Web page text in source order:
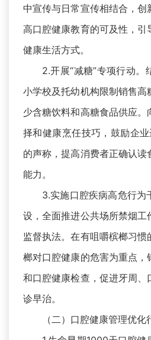
中宣传与日常宣传相结合，创
高口腔健康教育的可及性，引
健康生活方式。
2.开展“减糖”专项行动。
小学校及托幼机构限制销售
少含糖饮料和高糖食品供应
择和健康烹任技巧，鼓励企业
的声称，提高消费者正确认读
能力。
3.实施口腔疾病高危行为
设，全面推进公共场所禁烟工
监督执法。在有咀嚼槟榔习
榔对口腔健康的危害为重点
和口腔健康检查，促进牙周
诊早治。
（二）口腔健康管理优化